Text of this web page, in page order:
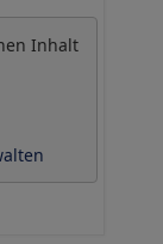
Inhalt